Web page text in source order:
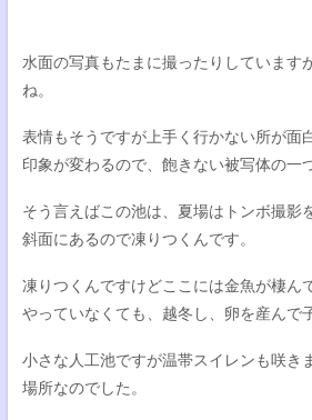
水面の写真もたまに撮ったりしています
ね。
表情もそうですが上手く行かない所が面
印象が変わるので、飽きない被写体の一
そう言えばこの池は、夏場はトンボ撮影
斜面にあるので凍りつくんです。
凍りつくんですけどここには金魚が棲ん
やっていなくても、越冬し、卵を産んで
小さな人工池ですが温帯スイレンも咲き
場所なのでした。